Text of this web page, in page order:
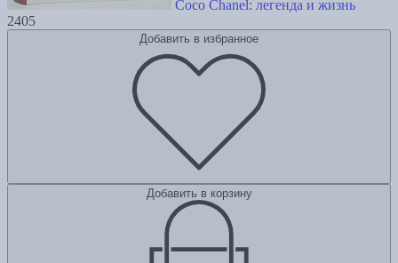
Coco Chanel: легенда и жизнь
2405
Добавить в избранное
Добавить в корзину